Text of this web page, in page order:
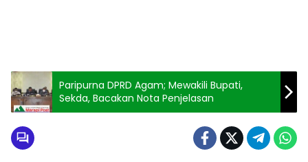
Paripurna DPRD Agam; Mewakili Bupati,
Sekda, Bacakan Nota Penjelasan